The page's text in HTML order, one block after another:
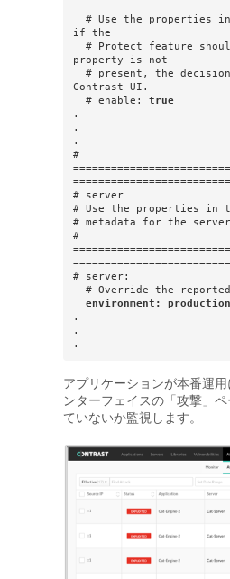
if the
property is not
Contrast UI.
  # enable:
true
.
.
.
#
# server
# Use the properties in
# metadata for the
#
# server:
environment: production
.
.
.
アプリケーションが本番運
ンターフェイスの「攻撃」
ていないか監視します。